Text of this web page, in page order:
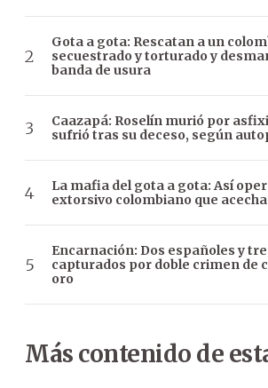
Gota a gota: Rescatan a un
secuestrado y torturado y
banda de usura
Caazapá: Roselín murió por
sufrió tras su deceso, según
La mafia del gota a gota: Así
extorsivo colombiano que
Encarnación: Dos españoles y
capturados por doble crimen de
oro
Más contenido de